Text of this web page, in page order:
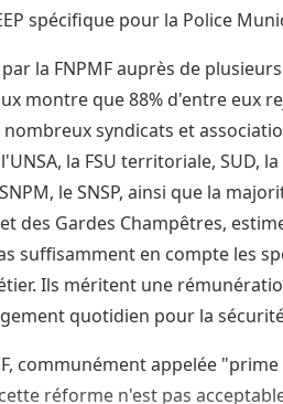
spécifique pour la Police
la FNPMF auprès de
montre que 88% d'entre eux
syndicats et
la FSU territoriale, SUD, la
le SNSP, ainsi que la
des Gardes Champêtres,
suffisamment en compte les
Ils méritent une
quotidien pour la
communément appelée "prime
réforme n'est pas